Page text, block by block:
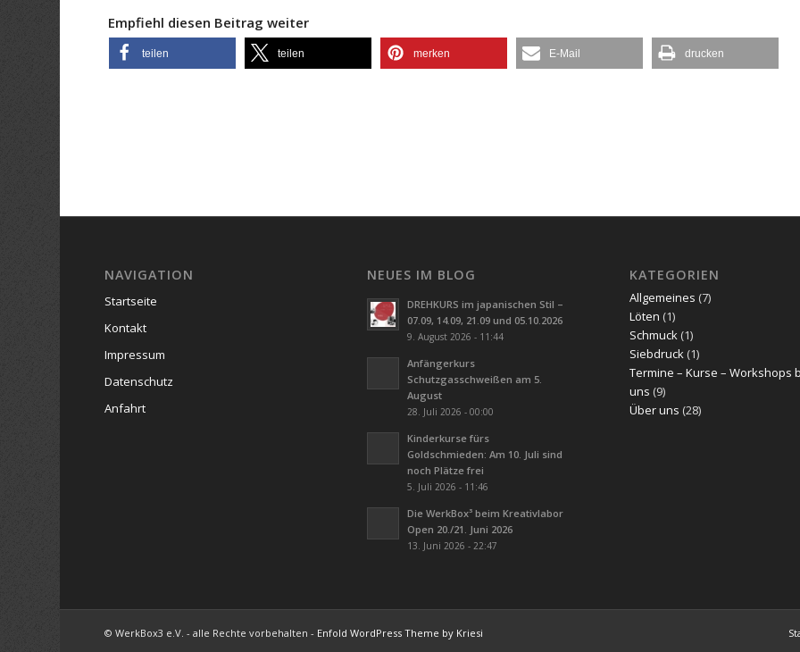
Empfiehl diesen Beitrag weiter
teilen teilen merken E-Mail drucken
NAVIGATION
Startseite
Kontakt
Impressum
Datenschutz
Anfahrt
NEUES IM BLOG
DREHKURS im japanischen Stil –
07.09, 14.09, 21.09 und 05.10.2026
9. August 2026 - 11:44
Anfängerkurs
Schutzgasschweißen am 5.
August
28. Juli 2026 - 00:00
Kinderkurse fürs
Goldschmieden: Am 10. Juli sind
noch Plätze frei
5. Juli 2026 - 11:46
Die WerkBox³ beim Kreativlabor
Open 20./21. Juni 2026
13. Juni 2026 - 22:47
KATEGORIEN
Allgemeines (7)
Löten (1)
Schmuck (1)
Siebdruck (1)
Termine – Kurse – Workshops
uns (9)
Über uns (28)
© WerkBox3 e.V. - alle Rechte vorbehalten - Enfold WordPress Theme by Kriesi